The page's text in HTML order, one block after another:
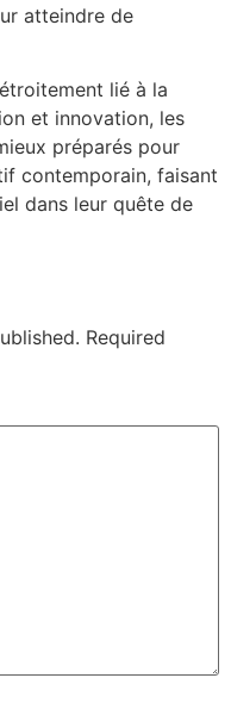
atteindre de
lié à la
et innovation, les
préparés pour
contemporain, faisant
dans leur quête de
Required